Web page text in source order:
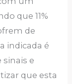
que 11%
de
indicada é
e
que esta